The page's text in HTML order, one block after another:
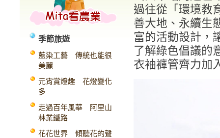
季節旅遊
藍染工藝 傳統也能很
美麗
元宵賞燈趣 花燈變化
多
走過百年風華 阿里山
林業鐵路
花花世界 傾聽花的聲
過往從「環境教
善大地、永續生
富的活動設計，
了解綠色倡議的
衣袖褲管齊力加